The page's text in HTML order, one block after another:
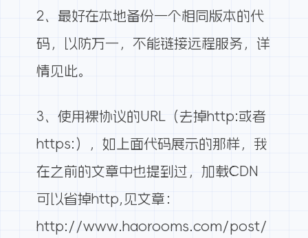
2、最好在本地备份一个相同版本的代
码，以防万一，不能链接远程服务， 详
情见此。
3、使用裸协议的URL（去掉http:或者
https:），如上面代码展示的那样，我
在之前的文章中也提到过，加载CDN
可以省掉http,见文章：
http://www.haorooms.com/post/